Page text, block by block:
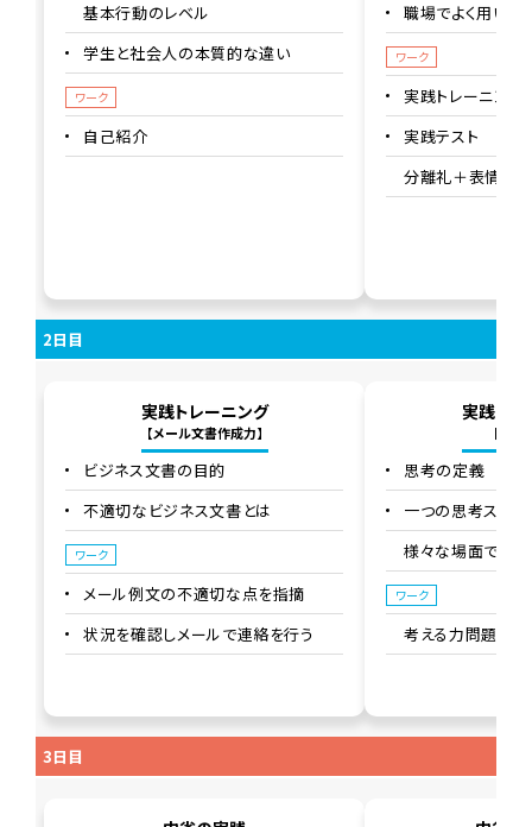
基本行動のレベル
学生と社会人の本質的な違い
ワーク
自己紹介
職場でよく用いら
ワーク
実践トレーニング
実践テスト
分離礼＋表情・声
2日目
実践トレーニング
【メール文書作成力】
ビジネス文書の目的
不適切なビジネス文書とは
ワーク
メール例文の不適切な点を指摘
状況を確認しメールで連絡を行う
実践トレ
【考え
思考の定義
一つの思考スキ
様々な場面で影
ワーク
考える力問題
3日目